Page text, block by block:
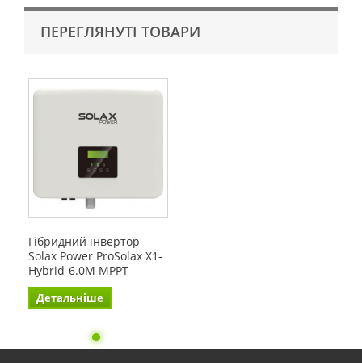
ПЕРЕГЛЯНУТІ ТОВАРИ
Гібридний інвертор
Solax Power ProSolax X1-
Hybrid-6.0М MРPT
Детальніше